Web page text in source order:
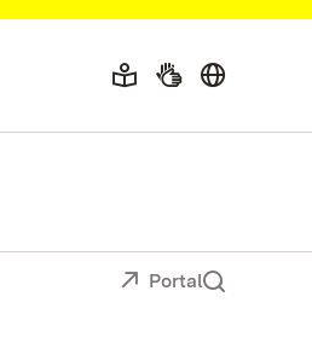
Portal